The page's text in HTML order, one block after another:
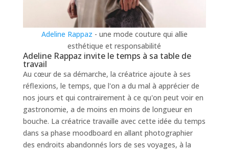
Adeline Rappaz - une mode couture qui allie
esthétique et responsabilité
Adeline Rappaz invite le temps à sa table de
travail
Au cœur de sa démarche, la créatrice ajoute à ses
réflexions, le temps, que l'on a du mal à apprécier de
nos jours et qui contrairement à ce qu'on peut voir en
gastronomie, a de moins en moins de longueur en
bouche. La créatrice travaille avec cette idée du temps
dans sa phase moodboard en allant photographier
des endroits abandonnés lors de ses voyages, à la